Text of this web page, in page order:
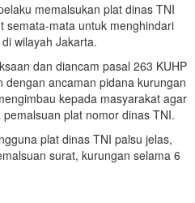
memalsukan plat dinas TNI
semata-mata untuk menghindari
wilayah Jakarta.
dan diancam pasal 263 KUHP
ancaman pidana kurungan
kepada masyarakat agar
plat nomor dinas TNI.
plat dinas TNI palsu jelas,
surat, kurungan selama 6